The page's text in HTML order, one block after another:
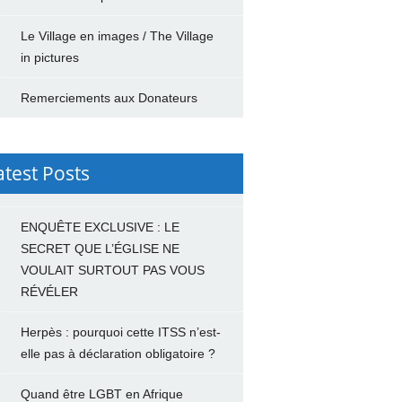
Le Village en images / The Village
in pictures
Remerciements aux Donateurs
Posts
ENQUÊTE EXCLUSIVE : LE
SECRET QUE L’ÉGLISE NE
VOULAIT SURTOUT PAS VOUS
RÉVÉLER
Herpès : pourquoi cette ITSS n’est-
elle pas à déclaration obligatoire ?
Quand être LGBT en Afrique